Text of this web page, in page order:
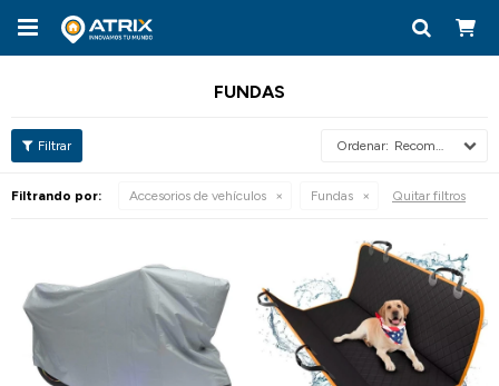

FUNDAS
Recomendados
Filtrando por: Accesorios de vehículos Fundas Quitar filtros